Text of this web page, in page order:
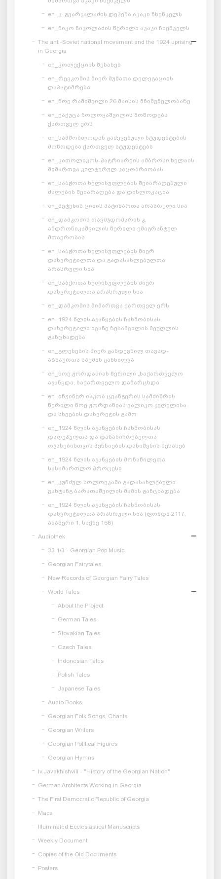
en_კ. გვარჯალაძის დეპეშა აკაკი ჩხენკელს
en_ნიკო ნიკოლაძის წერილი აკაკი ჩხენკელს
The anti-Soviet national movement and the 1924 uprising
in Georgia
en_კოლექციის შესახებ
en_რევკომის მიერ მუშათა დელეგაციის
დაპატიმრება
en_ნოე რამიშვილი 26 მაისის მნიშვნელობაზე
en_ქაქუცა ჩოლოყაშვილის მოწოდება
ქართველ ერს
en_სამშობლოდან გაძევებული სტუდენტების
მოწოდება ქართველ სტუდენტებს
en_კათოლიკოს-პატრიარქის ამბროსი ხელაის
მიმართვა კულტურულ კაცობრიობას
en_საბჭოთა ხელისუფლების შეიარაღებული
ძალების შეიარაღება და დისლოკაცია
en_მეტეხის ციხის პატიმართა არასრული სია
en_დამკომის თავმჯდომარის კ.
ანდრონიკაშვილის წერილი ემიგრანტულ
მთავრობას
en_საბჭოთა ხელისუფლების მიერ
დახვრეტილთა და გადასახლებულთა
არასრული სია
en_საბჭოთა ხელისუფლების მიერ
დახვრეტილთა არასრული სია
en_დამკომის მიმართვა ქართველ ერს
en_1924 წლის აჯანყების ჩახშობისას
დახვრეტილი ივანე ზესაშვილის მეუღლის
განცხადება
en_გლეხების მიერ განდევნილ თავად-
აზნაურთა საქმის განხილვა
en_ნოე ჟორდანიას წერილი „საქართველო
აჯანყდა, საქართველო დამარცხდა“
en_ინჟინერ იაკობ ცვანგერის სამძიმრის
წერილი ნოე ჟორდანიას ვალიკო ჯუღელისა
და სხვების დახვრეტის გამო
en_1924 წლის აჯანყების ჩახშობისას
დაღუპულთა და დასახიჩრებულთა
ოჯახებისთვის პენსიების დანიშვნის შესახებ
en_1924 წლის აჯანყების მონაწილეთა
სასამართლო პროცესი
en_კუნძულ სოლოვკაში გადასახლებული
ვახტანგ ბარათაშვილის მამის განცხადება
en_1924 წლის აჯანყების ჩახშობისას
დახვრეტილთა არასრული სია (ფონდი 2117,
ანაწერი 1, საქმე 168)
Audiothek
33 1/3 - Georgian Pop Music
Georgian Fairytales
New Records of Georgian Fairy Tales
World Tales
About the Project
German Tales
Slovakian Tales
Czech Tales
Indonesian Tales
Polish Tales
Japanese Tales
Audio Books
Georgian Folk Songs, Chants
Georgian Writers
Georgian Political Figures
Georgian Hymns
Iv.Javakhishvili - "History of the Georgian Nation"
German Architects Working in Georgia
The First Democratic Republic of Georgia
Maps
Illuminated Ecclesiastical Manuscripts
Weekly Document
Copies of the Old Documents
Posters